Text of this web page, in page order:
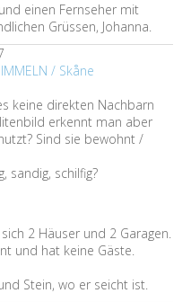
einen Fernseher mit
Grüssen, Johanna.
/ Skåne
keine direkten Nachbarn
erkennt man aber
Sind sie bewohnt /
sandig, schilfig?
2 Häuser und 2 Garagen.
und hat keine Gäste.
Stein, wo er seicht ist.